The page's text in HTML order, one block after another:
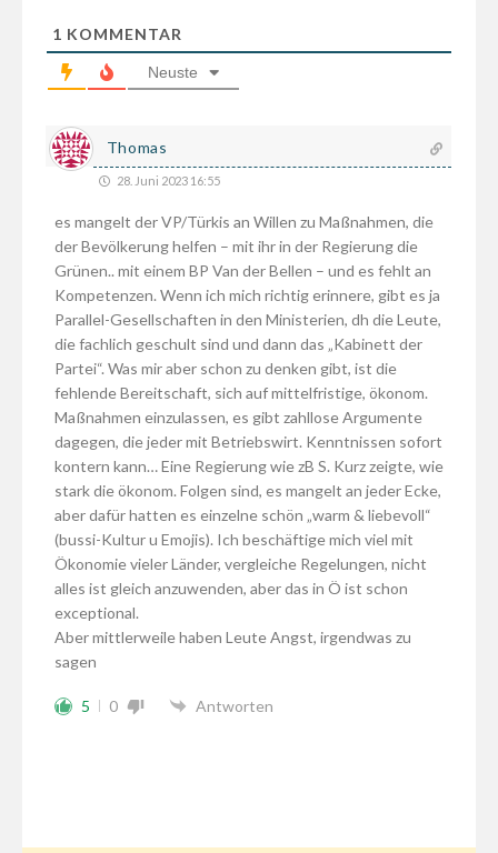
1 KOMMENTAR
Neuste
Thomas
28. Juni 2023 16:55
es mangelt der VP/Türkis an Willen zu Maßnahmen, die
der Bevölkerung helfen – mit ihr in der Regierung die
Grünen.. mit einem BP Van der Bellen – und es fehlt an
Kompetenzen. Wenn ich mich richtig erinnere, gibt es ja
Parallel-Gesellschaften in den Ministerien, dh die Leute,
die fachlich geschult sind und dann das „Kabinett der
Partei“. Was mir aber schon zu denken gibt, ist die
fehlende Bereitschaft, sich auf mittelfristige, ökonom.
Maßnahmen einzulassen, es gibt zahllose Argumente
dagegen, die jeder mit Betriebswirt. Kenntnissen sofort
kontern kann… Eine Regierung wie zB S. Kurz zeigte, wie
stark die ökonom. Folgen sind, es mangelt an jeder Ecke,
aber dafür hatten es einzelne schön „warm & liebevoll“
(bussi-Kultur u Emojis). Ich beschäftige mich viel mit
Ökonomie vieler Länder, vergleiche Regelungen, nicht
alles ist gleich anzuwenden, aber das in Ö ist schon
exceptional.
Aber mittlerweile haben Leute Angst, irgendwas zu
sagen
5 0 Antworten